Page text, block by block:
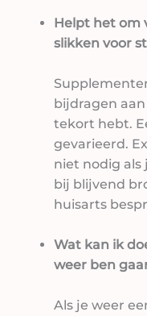
Helpt het om
slikken voor
bijdragen
tekort hebt.
gevarieerd.
niet nodig als
bij blijvend
huisarts
Wat kan ik
weer ben
Als je weer